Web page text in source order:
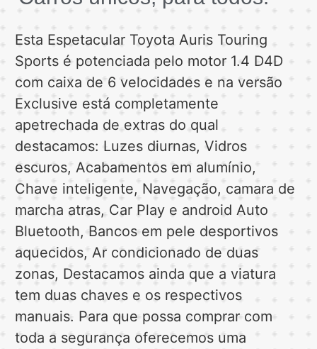
Esta Espetacular Toyota Auris Touring
Sports é potenciada pelo motor 1.4 D4D
com caixa de 6 velocidades e na versão
Exclusive está completamente
apetrechada de extras do qual
destacamos: Luzes diurnas, Vidros
escuros, Acabamentos em alumínio,
Chave inteligente, Navegação, camara de
marcha atras, Car Play e android Auto
Bluetooth, Bancos em pele desportivos
aquecidos, Ar condicionado de duas
zonas, Destacamos ainda que a viatura
tem duas chaves e os respectivos
manuais. Para que possa comprar com
toda a segurança oferecemos uma